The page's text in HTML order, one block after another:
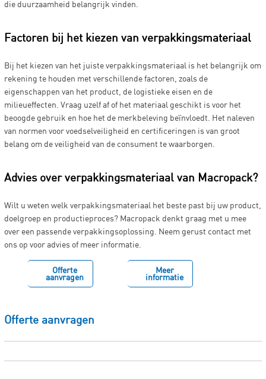
die duurzaamheid belangrijk vinden.
Factoren bij het kiezen van verpakkingsmateriaal
Bij het kiezen van het juiste verpakkingsmateriaal is het belangrijk om
rekening te houden met verschillende factoren, zoals de
eigenschappen van het product, de logistieke eisen en de
milieueffecten. Vraag uzelf af of het materiaal geschikt is voor het
beoogde gebruik en hoe het de merkbeleving beïnvloedt. Het naleven
van normen voor voedselveiligheid en certificeringen is van groot
belang om de veiligheid van de consument te waarborgen.
Advies over verpakkingsmateriaal van Macropack?
Wilt u weten welk verpakkingsmateriaal het beste past bij uw product,
doelgroep en productieproces? Macropack denkt graag met u mee
over een passende verpakkingsoplossing. Neem gerust contact met
ons op voor advies of meer informatie.
Offerte
aanvragen
Meer
informatie
Offerte aanvragen